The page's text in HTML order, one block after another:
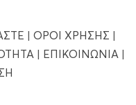
| ΟΡΟΙ ΧΡΗΣΗΣ |
| ΕΠΙΚΟΙΝΩΝΙΑ|